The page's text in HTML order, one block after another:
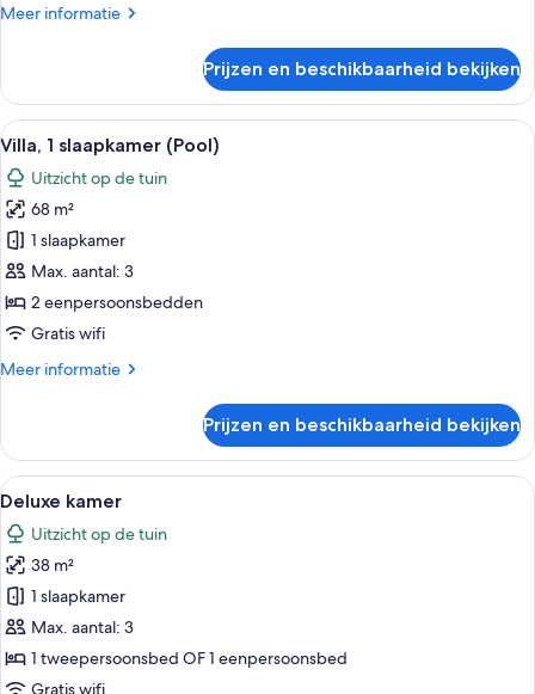
Meer informatie
Meer
kamer
Prijzen en beschikbaarheid bekijken
Alle
foto's
voor
Villa,
slaapkamer
(Pool)
laden
Een zwembad met betegelde rand,
27
Villa, 1 slaapkamer (Pool)
Uitzicht op de tuin
68 m²
1 slaapkamer
Max. aantal: 3
2 eenpersoonsbedden
Gratis wifi
Meer informatie
Meer
1
slaapkamer
(Pool)
Prijzen en beschikbaarheid bekijken
Alle
foto's
voor
Deluxe
kamer
laden
Een slaapkamer met een
13
Deluxe kamer
Uitzicht op de tuin
38 m²
1 slaapkamer
Max. aantal: 3
1 tweepersoonsbed OF 1 eenpersoonsbed
Gratis wifi